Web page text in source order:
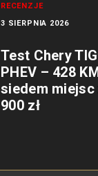
RECENZJE
3 SIERPNIA 2026
Test Chery
PHEV – 428
siedem miejsc
900 zł